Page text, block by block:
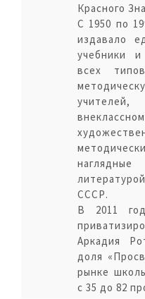
Красного
С 1950 по
издавало
учебники
всех
СССР.
В 2011
Аркадия
доля
рынке
с 35 до 82